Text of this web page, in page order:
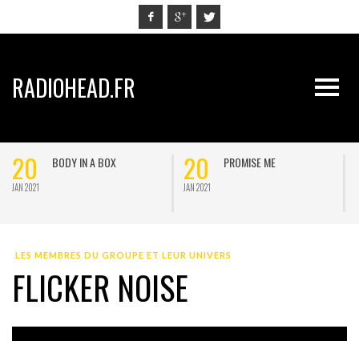
RADIOHEAD.FR
20
JAN 2021
BODY IN A BOX 20
JAN 2021
PROMISE ME
LES MEMBRES DU GROUPE ET LEUR UNIVERS
FLICKER NOISE